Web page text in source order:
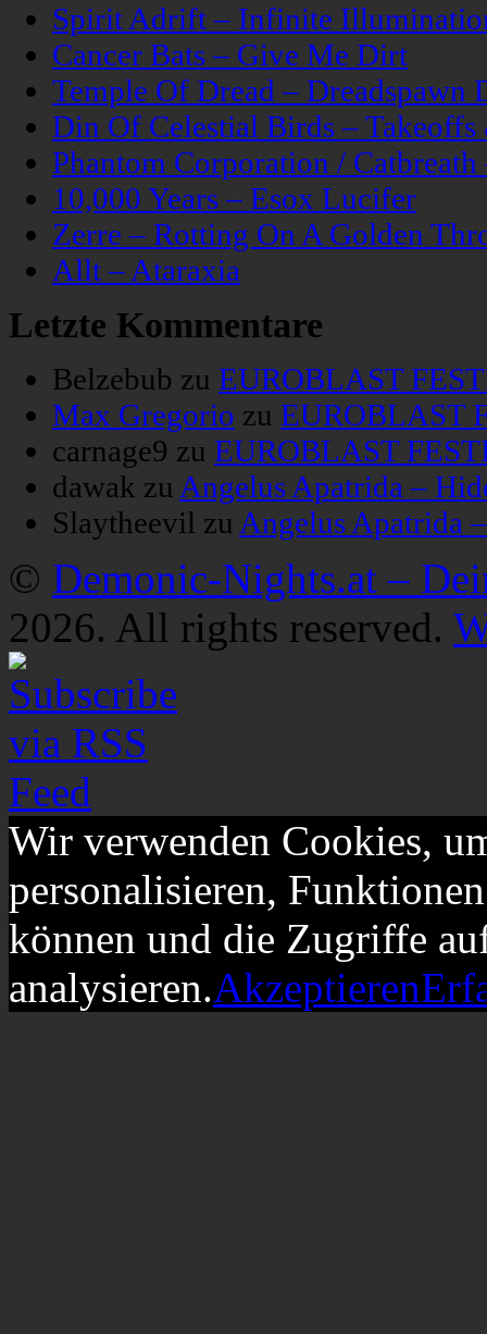
Spirit Adrift – Infinite
Cancer Bats – Give Me Dirt
Temple Of Dread – Dreadspawn
Din Of Celestial Birds –
Phantom Corporation /
10,000 Years – Esox Lucifer
Zerre – Rotting On A Golden
Allt – Ataraxia
Letzte Kommentare
Belzebub zu EUROBLAST
Max Gregorio zu EUROBLAST
carnage9 zu EUROBLAST
dawak zu Angelus Apatrida –
Slaytheevil zu Angelus Apatrida
© Demonic-Nights.at –
2026. All rights reserved.
Wir verwenden Cookies,
personalisieren,
können und die Zugriffe
analysieren.Akzeptieren